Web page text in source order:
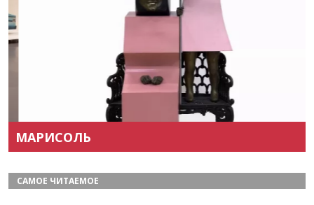
МАРИСОЛЬ
САМОЕ ЧИТАЕМОЕ